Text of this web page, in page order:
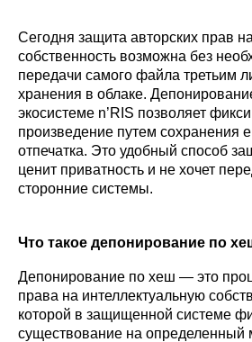
Сегодня защита авторских прав
собственность возможна без
передачи самого файла третьим
хранения в облаке.
экосистеме n’RIS позволяет
произведение путем сохранения
отпечатка. Это удобный способ
ценит приватность и не хочет
сторонние системы.
Что такое депонирование по
Депонирование по хеш — это
права на интеллектуальную
которой в защищенной системе
существование на определенный